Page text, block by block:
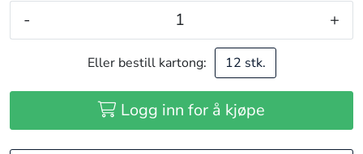
- +
Eller bestill kartong: 12 stk.
Logg inn for å kjøpe